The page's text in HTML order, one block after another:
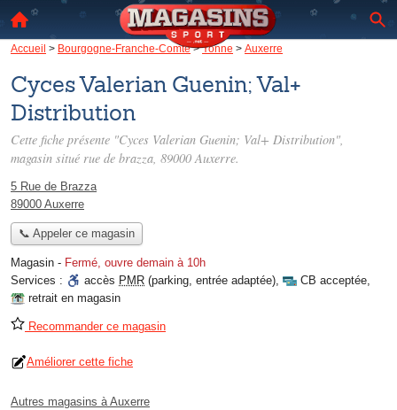
Accueil > Bourgogne-Franche-Comté>Yonne > Auxerre
Cyces Valerian Guenin; Val+
Distribution
Cette fiche présente "Cyces Valerian Guenin; Val+ Distribution",
magasin situé rue de brazza, 89000 Auxerre.
5 Rue de Brazza
89000 Auxerre
📞 Appeler ce magasin
Magasin - Fermé, ouvre demain à 10h
Services :
accès PMR (parking, entrée adaptée), CB acceptée,
retrait en magasin
Recommander ce magasin
Améliorer cette fiche
Autres magasins à Auxerre